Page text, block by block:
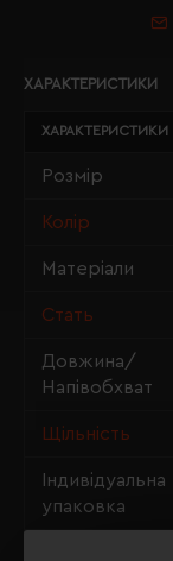
ХАРАКТЕРИСТИКИ
ХАРАКТЕРИСТИКИ
Розмір
Колір
Матеріали
Стать
Довжина/
Напівобхват
Щільність
Індивідуальна
упаковка